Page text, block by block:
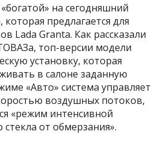
на сегодняшний
предлагается для
Lada Granta. Как рассказали
топ-версии модели
установку, которая
в салоне заданную
«Авто» система управляет
воздушных потоков,
«режим интенсивной
от обмерзания».